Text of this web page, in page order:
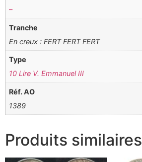
–
Tranche
En creux : FERT FERT FERT
Type
10 Lire V. Emmanuel III
Réf. AO
1389
Produits similaires